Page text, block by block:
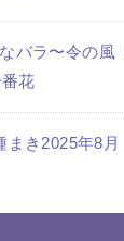
バラ〜令の風
花
まき2025年8月